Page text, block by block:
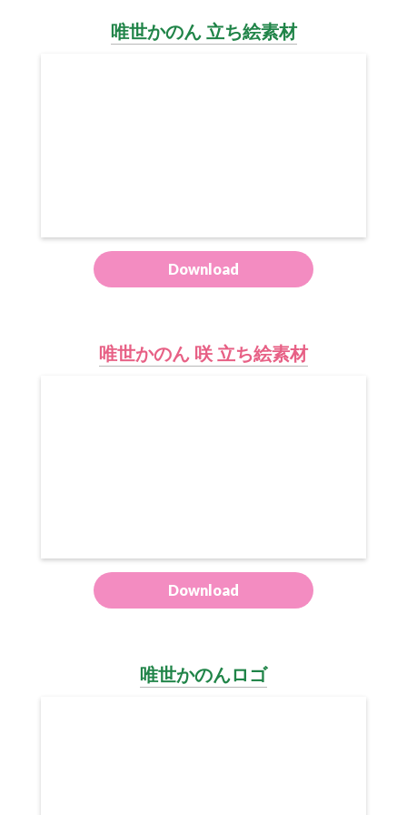
唯世かのん 立ち絵素材
Download
唯世かのん 咲 立ち絵素材
Download
唯世かのんロゴ